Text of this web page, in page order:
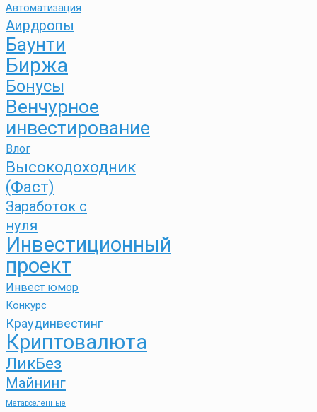
Автоматизация
Аирдропы
Баунти
Биржа
Бонусы
Венчурное
инвестирование
Влог
Высокодоходник
(Фаст)
Заработок с
нуля
Инвестиционный
проект
Инвест юмор
Конкурс
Краудинвестинг
Криптовалюта
ЛикБез
Майнинг
Метавселенные